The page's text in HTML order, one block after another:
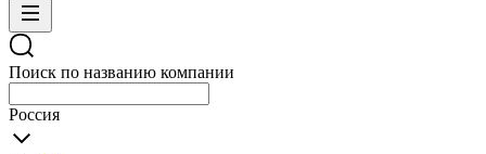
Поиск по названию компании
Россия